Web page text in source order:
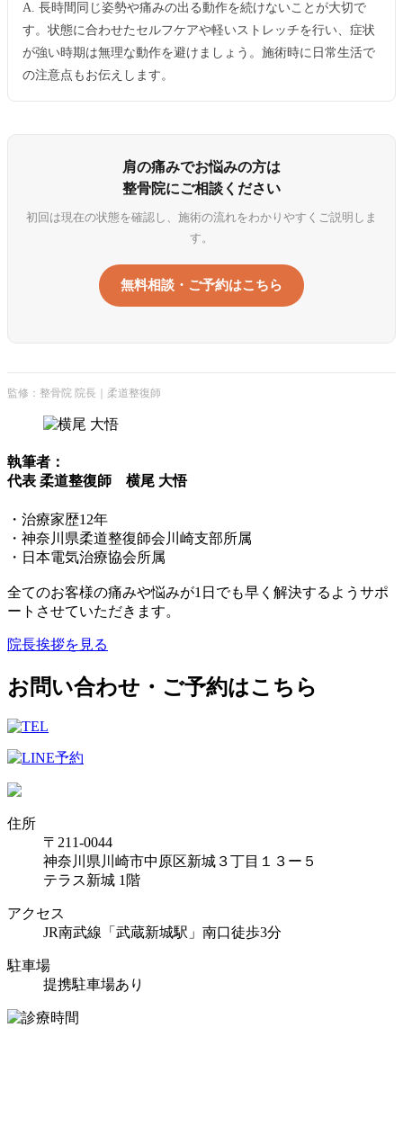
A. 長時間同じ姿勢や痛みの出る動作を続けないことが大切で
す。状態に合わせたセルフケアや軽いストレッチを行い、症状
が強い時期は無理な動作を避けましょう。施術時に日常生活で
の注意点もお伝えします。
肩の痛みでお悩みの方は
整骨院にご相談ください
初回は現在の状態を確認し、施術の流れをわかりやすくご説明しま
す。
無料相談・ご予約はこちら
監修：整骨院 院長｜柔道整復師
執筆者：
代表 柔道整復師 横尾 大悟
・治療家歴12年
・神奈川県柔道整復師会川崎支部所属
・日本電気治療協会所属
全てのお客様の痛みや悩みが1日でも早く解決するようサポ
ートさせていただきます。
院長挨拶を見る
お問い合わせ・ご予約はこちら
住所
〒211-0044
神奈川県川崎市中原区新城３丁目１３ー５
テラス新城 1階
アクセス
JR南武線「武蔵新城駅」南口徒歩3分
駐車場
提携駐車場あり